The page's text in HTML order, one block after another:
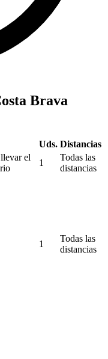
Brava
Uds. Distancias
el
1
Todas las
distancias
1
Todas las
distancias